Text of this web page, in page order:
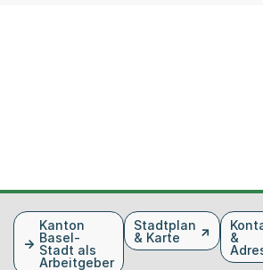
FusszeileKanton
Basel-
Stadt als
Arbeitgeber
Stadtplan
& Karte
&